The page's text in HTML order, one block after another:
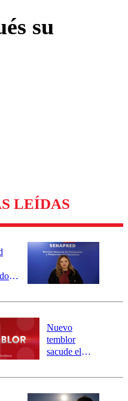
su
LEÍDAS
por
Nuevo
temblor
sacude el
revisa la